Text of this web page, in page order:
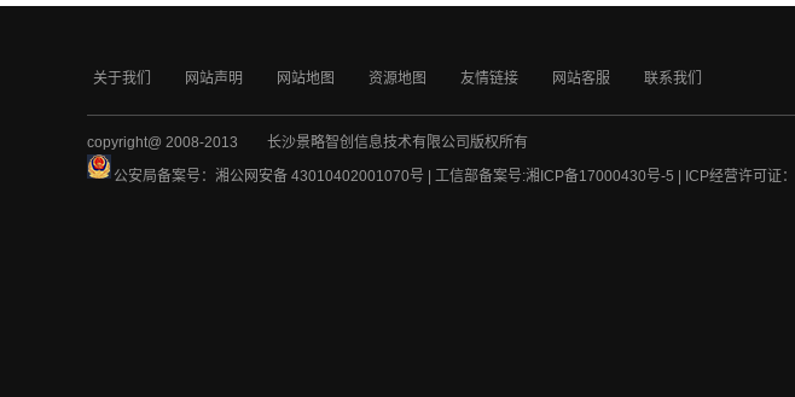
关于我们 网站声明 网站地图 资源地图 友情链接 网站客服 联系我们
copyright@ 2008-2013 长沙景略智创信息技术有限公司版权所有
公安局备案号：湘公网安备 43010402001070号 | 工信部备案号:湘ICP备17000430号-5 | ICP经营许可证：